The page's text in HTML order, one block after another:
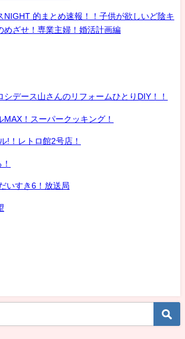
NIGHT 的まとめ速報！！子供が欲しいど陰キ
めざせ！専業主婦！婚活計画編
シデース山さんのリフォームひとりDIY！！
MAX！スーパークッキング！
!！レトロ館2号店！
いすき6！放送局